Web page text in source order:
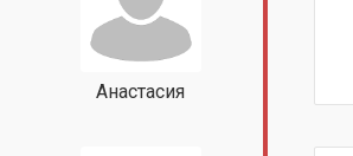
Анастасия